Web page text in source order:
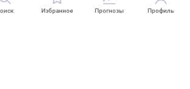
Избранное Прогнозы Профиль